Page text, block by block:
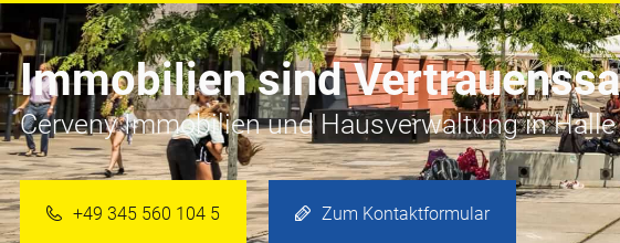
Immobilien sind
Cerveny Immobilien und Hausverwaltung in Halle
+49 345 560 104 5 Zum Kontaktformular